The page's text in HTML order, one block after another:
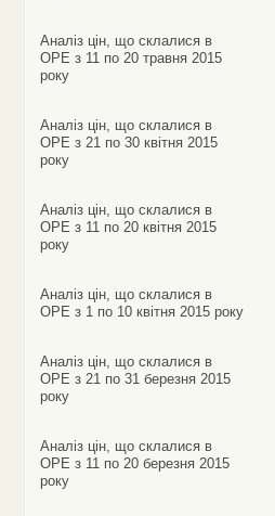
Аналіз цін, що склалися в
ОРЕ з 11 по 20 травня 2015
року
Аналіз цін, що склалися в
ОРЕ з 21 по 30 квітня 2015
року
Аналіз цін, що склалися в
ОРЕ з 11 по 20 квітня 2015
року
Аналіз цін, що склалися в
ОРЕ з 1 по 10 квітня 2015 року
Аналіз цін, що склалися в
ОРЕ з 21 по 31 березня 2015
року
Аналіз цін, що склалися в
ОРЕ з 11 по 20 березня 2015
року